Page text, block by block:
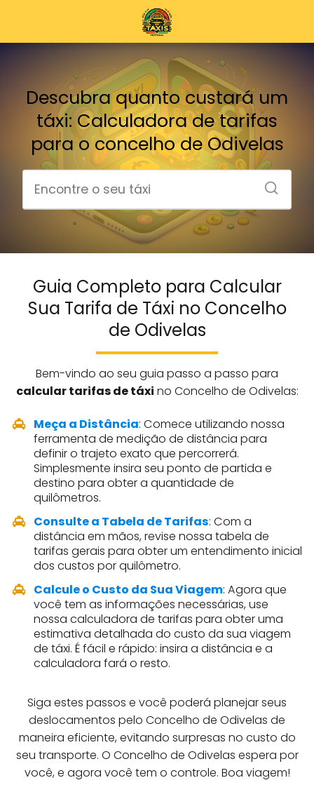
Descubra quanto custará um
táxi: Calculadora de tarifas
para o concelho de Odivelas
Guia Completo para Calcular
Sua Tarifa de Táxi no Concelho
de Odivelas
Bem-vindo ao seu guia passo a passo para
calcular tarifas de táxi no Concelho de Odivelas:
Meça a Distância: Comece utilizando nossa
ferramenta de medição de distância para
definir o trajeto exato que percorrerá.
Simplesmente insira seu ponto de partida e
destino para obter a quantidade de
quilômetros.
Consulte a Tabela de Tarifas: Com a
distância em mãos, revise nossa tabela de
tarifas gerais para obter um entendimento inicial
dos custos por quilômetro.
Calcule o Custo da Sua Viagem: Agora que
você tem as informações necessárias, use
nossa calculadora de tarifas para obter uma
estimativa detalhada do custo da sua viagem
de táxi. É fácil e rápido: insira a distância e a
calculadora fará o resto.
Siga estes passos e você poderá planejar seus
deslocamentos pelo Concelho de Odivelas de
maneira eficiente, evitando surpresas no custo do
seu transporte. O Concelho de Odivelas espera por
você, e agora você tem o controle. Boa viagem!